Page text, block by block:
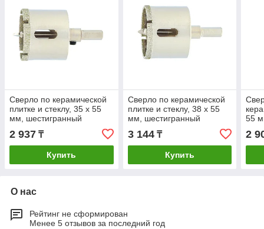
Сверло по керамической
плитке и стеклу, 35 х 55
мм, шестигранный
хвостовик, с центрующим
сверлом Сибртех
2 937 ₸
Купить
Сверло по керамической
плитке и стеклу, 38 х 55
мм, шестигранный
хвостовик, с центрующим
сверлом Сибртех
3 144₸
Купить
55
2
О нас
Рейтинг не сформирован
Менее 5 отзывов за последний год